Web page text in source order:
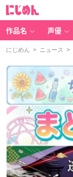
作品名 声優
にじめん > ニュース >